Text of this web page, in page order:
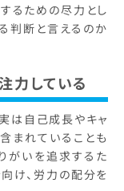
るための尽力とし
判断と言えるのか
力している
は自己成長やキャ
まれていることも
がいを追求するた
け、労力の配分を